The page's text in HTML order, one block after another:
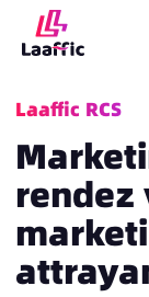
Laaffic RCS
rendez